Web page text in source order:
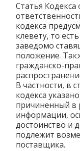
Статья
кодекса
клевету, то
заведомо
положение.
гражданско-
В частности, в
кодекса
причиненный в
информации,
достоинство и
подлежит
поставщика.